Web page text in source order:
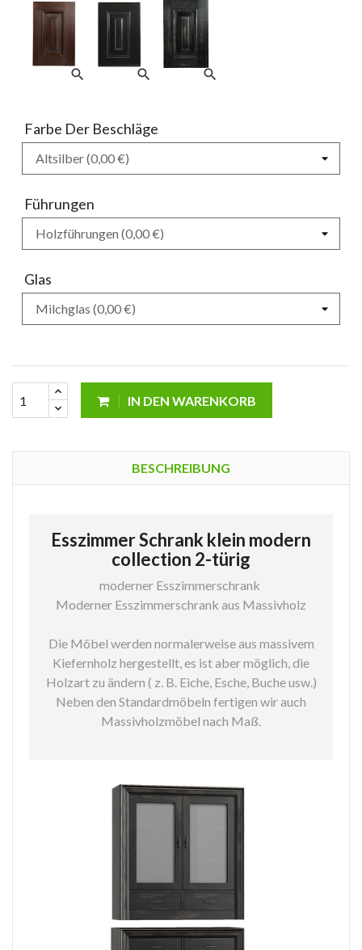
search search search
Farbe Der Beschläge
Führungen
Glas
IN DEN WARENKORB
BESCHREIBUNG
Esszimmer Schrank klein modern
collection 2-türig
moderner Esszimmerschrank
Moderner Esszimmerschrank aus Massivholz
Die Möbel werden normalerweise aus massivem
Kiefernholz hergestellt, es ist aber möglich, die
Holzart zu ändern ( z. B. Eiche, Esche, Buche usw.)
Neben den Standardmöbeln fertigen wir auch
Massivholzmöbel nach Maß.